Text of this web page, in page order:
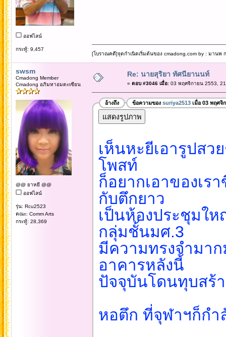
ออฟไลน์
กระทู้: 9,457
[โบราณคดี]จุดกำเนิดเริ่มต้นของ cmadong.com by : มานพ
swsm
Cmadong Member
Cmadong อภิมหาอมตะเซียน
@@ ยาหยี @@
ออฟไลน์
รุ่น: Rcu2523
คณะ: Comm Arts
กระทู้: 28,369
Re: นายสุริยา ทัศนียานนท์
« ตอบ #3046 เมื่อ:03 พฤศจิกายน 2553,
อ้างถึง ข้อความของ suriya2513เมื่อ 03 พฤศจิ
เห็นหะยีเอารูปสว
โพสท์
ก็อยากเอาของเร
กับตึกยาว
เป็นห้องประชุมใ
กลุ่มชั้นมศ.3
มีความทรงจำมา
อาคารหลังนี้
ปัจจุบันโดนทุบสร้
หอตึก ที่จุฬาฯก็กำ